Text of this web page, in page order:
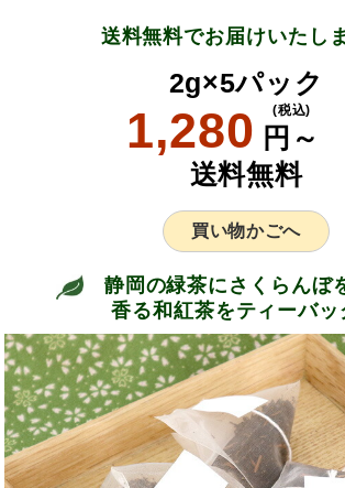
送料無料でお届けいたしま
2g×5パック
1,280 円～
(税込)
送料無料
買い物かごへ
静岡の緑茶にさくらんぼ
香る和紅茶をティーバッ